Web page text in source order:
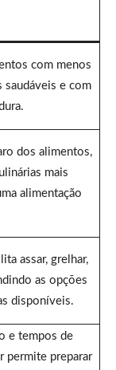
com menos
saudáveis e com
dos alimentos,
mais
alimentação
assar, grelhar,
as opções
disponíveis.
e tempos de
permite preparar